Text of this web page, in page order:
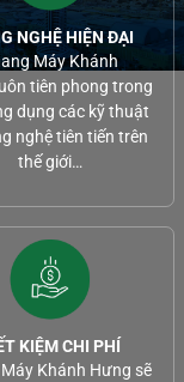
NGHỆ HIỆN ĐẠI
Máy Khánh
tiên phong trong
dụng các kỹ thuật
nghệ tiên tiến trên
thế giới…
KIỆM CHI PHÍ
Khánh Hưng sẽ